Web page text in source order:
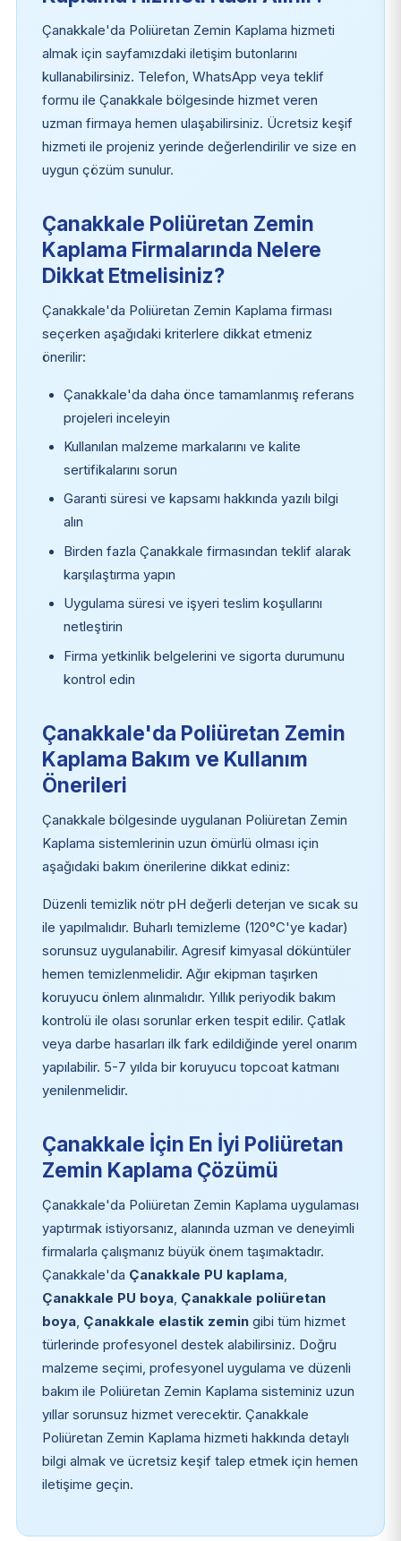
Çanakkale'da Poliüretan Zemin Kaplama hizmeti
almak için sayfamızdaki iletişim butonlarını
kullanabilirsiniz. Telefon, WhatsApp veya teklif
formu ile Çanakkale bölgesinde hizmet veren
uzman firmaya hemen ulaşabilirsiniz. Ücretsiz keşif
hizmeti ile projeniz yerinde değerlendirilir ve size en
uygun çözüm sunulur.
Çanakkale Poliüretan Zemin
Kaplama Firmalarında Nelere
Dikkat Etmelisiniz?
Çanakkale'da Poliüretan Zemin Kaplama firması
seçerken aşağıdaki kriterlere dikkat etmeniz
önerilir:
Çanakkale'da daha önce tamamlanmış referans
projeleri inceleyin
Kullanılan malzeme markalarını ve kalite
sertifikalarını sorun
Garanti süresi ve kapsamı hakkında yazılı bilgi
alın
Birden fazla Çanakkale firmasından teklif alarak
karşılaştırma yapın
Uygulama süresi ve işyeri teslim koşullarını
netleştirin
Firma yetkinlik belgelerini ve sigorta durumunu
kontrol edin
Çanakkale'da Poliüretan Zemin
Kaplama Bakım ve Kullanım
Önerileri
Çanakkale bölgesinde uygulanan Poliüretan Zemin
Kaplama sistemlerinin uzun ömürlü olması için
aşağıdaki bakım önerilerine dikkat ediniz:
Düzenli temizlik nötr pH değerli deterjan ve sıcak su
ile yapılmalıdır. Buharlı temizleme (120°C'ye kadar)
sorunsuz uygulanabilir. Agresif kimyasal döküntüler
hemen temizlenmelidir. Ağır ekipman taşırken
koruyucu önlem alınmalıdır. Yıllık periyodik bakım
kontrolü ile olası sorunlar erken tespit edilir. Çatlak
veya darbe hasarları ilk fark edildiğinde yerel onarım
yapılabilir. 5-7 yılda bir koruyucu topcoat katmanı
yenilenmelidir.
Çanakkale İçin En İyi Poliüretan
Zemin Kaplama Çözümü
Çanakkale'da Poliüretan Zemin Kaplama uygulaması
yaptırmak istiyorsanız, alanında uzman ve deneyimli
firmalarla çalışmanız büyük önem taşımaktadır.
Çanakkale'da Çanakkale PU kaplama,
Çanakkale PU boya, Çanakkale poliüretan
boya, Çanakkale elastik zemingibi tüm hizmet
türlerinde profesyonel destek alabilirsiniz. Doğru
malzeme seçimi, profesyonel uygulama ve düzenli
bakım ile Poliüretan Zemin Kaplama sisteminiz uzun
yıllar sorunsuz hizmet verecektir. Çanakkale
Poliüretan Zemin Kaplama hizmeti hakkında detaylı
bilgi almak ve ücretsiz keşif talep etmek için hemen
iletişime geçin.